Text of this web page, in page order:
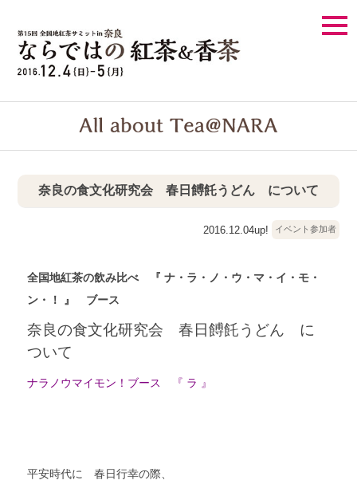
奈良の食文化研究会 春日餺飥うどん について
2016.12.04up! イベント参加者
全国地紅茶の飲み比べ 『 ナ・ラ・ノ・ウ・マ・イ・モ・
ン・！ 』 ブース
奈良の食文化研究会 春日餺飥うどん に
ついて
ナラノウマイモン！ブース 『 ラ 』
平安時代に 春日行幸の際、